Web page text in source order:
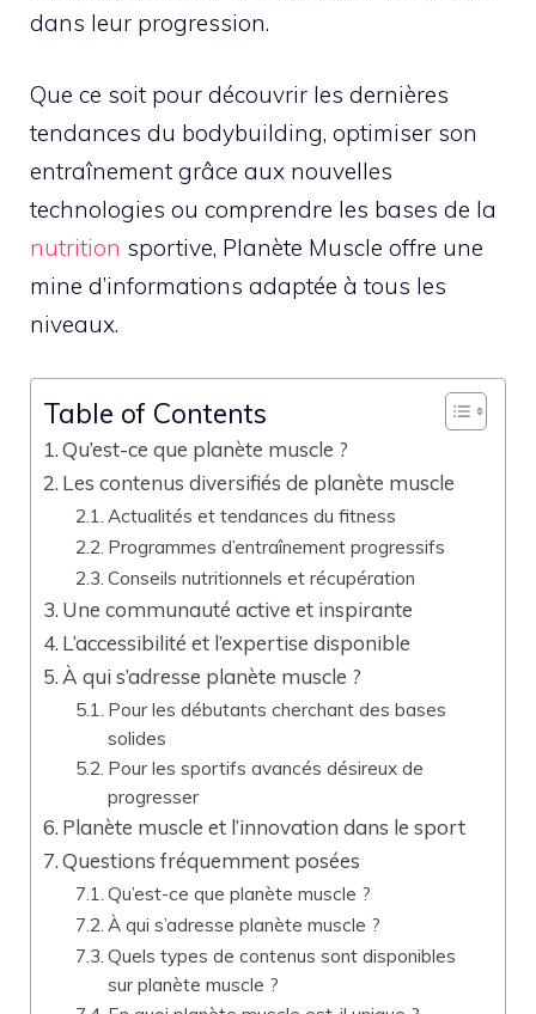
dans leur progression.
Que ce soit pour découvrir les dernières
tendances du bodybuilding, optimiser son
entraînement grâce aux nouvelles
technologies ou comprendre les bases de la
nutrition sportive, Planète Muscle offre une
mine d’informations adaptée à tous les
niveaux.
Table of Contents
Qu’est-ce que planète muscle ?
Les contenus diversifiés de planète muscle
Actualités et tendances du fitness
Programmes d’entraînement progressifs
Conseils nutritionnels et récupération
Une communauté active et inspirante
L’accessibilité et l’expertise disponible
À qui s’adresse planète muscle ?
Pour les débutants cherchant des bases
solides
Pour les sportifs avancés désireux de
progresser
Planète muscle et l’innovation dans le sport
Questions fréquemment posées
Qu’est-ce que planète muscle ?
À qui s’adresse planète muscle ?
Quels types de contenus sont disponibles
sur planète muscle ?